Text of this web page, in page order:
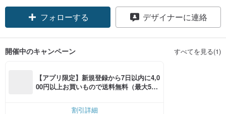
フォローする デザイナーに連絡
開催中のキャンペーン すべてを見る(1)
【アプリ限定】新規登録から7日以内に4,0
00円以上お買いもので送料無料（最大500
割引詳細